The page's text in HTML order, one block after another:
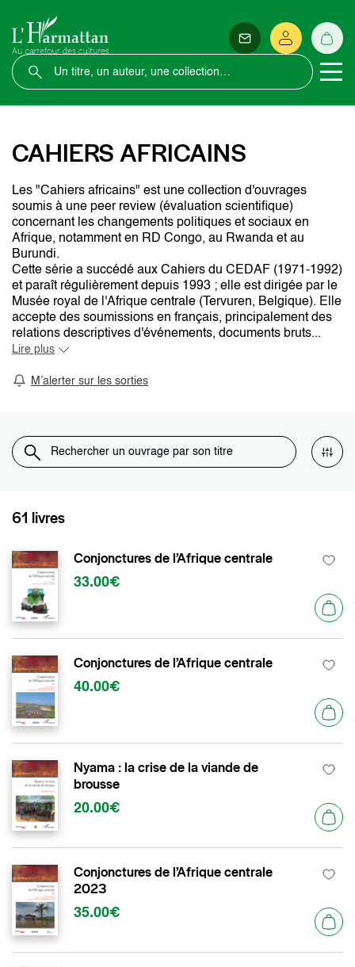
CAHIERS AFRICAINS
Les "Cahiers africains" est une collection d'ouvrages
soumis à une peer review (évaluation scientifique)
concernant les changements politiques et sociaux en
Afrique, notamment en RD Congo, au Rwanda et au
Burundi.
Cette série a succédé aux Cahiers du CEDAF (1971-1992)
et paraît régulièrement depuis 1993 ; elle est dirigée par le
Musée royal de l'Afrique centrale (Tervuren, Belgique). Elle
accepte des soumissions en français, principalement des
relations descriptives d'événements, documents bruts...
Lire plus
M’alerter sur les sorties
61 livres
Conjonctures de l’Afrique centrale
33.00€
Conjonctures de l’Afrique centrale
40.00€
Nyama : la crise de la viande de
brousse
20.00€
Conjonctures de l’Afrique centrale
2023
35.00€